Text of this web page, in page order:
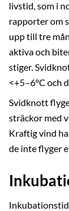
livstid, som i
rapporter om
upp till tre
aktiva och
stiger.
<+5–6°C och
Svidknott
sträckor med
Kraftig vind
de inte flyger